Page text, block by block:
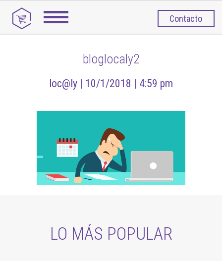
Contacto
bloglocaly2
loc@ly | 10/1/2018 | 4:59 pm
LO MÁS POPULAR